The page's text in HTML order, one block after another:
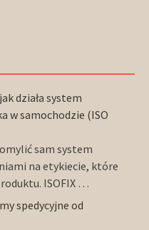
działa system
w samochodzie (ISO
sam system
na etykiecie, które
ISOFIX …
spedycyjne od